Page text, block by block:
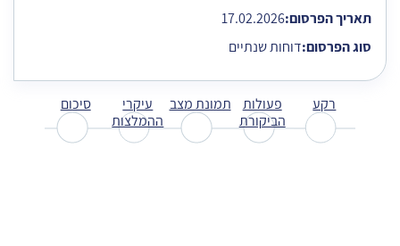
תאריך הפרסום:17.02.2026
סוג הפרסום:דוחות שנתיים
רקע
פעולות
הביקורת
תמונת מצב
עיקרי
ההמלצות
סיכום